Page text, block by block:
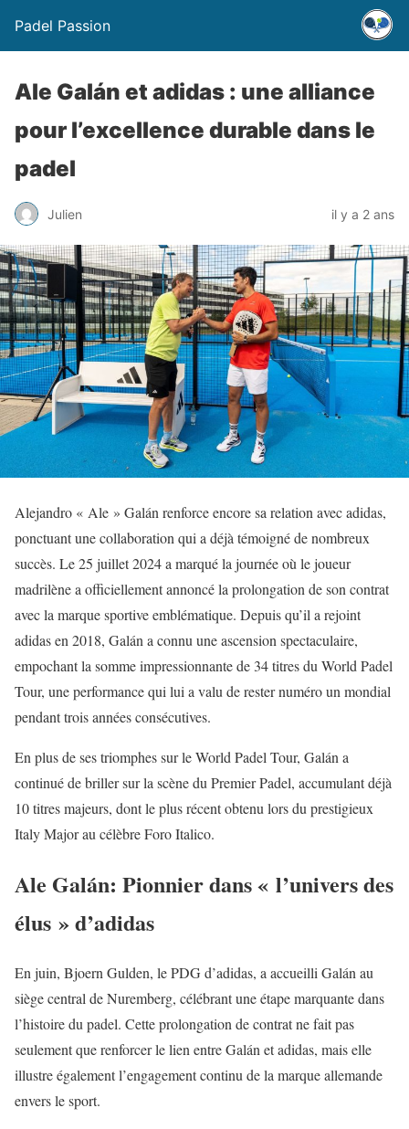
Padel Passion
Ale Galán et adidas : une alliance
pour l’excellence durable dans le
padel
Julien il y a 2 ans
Alejandro « Ale » Galán renforce encore sa relation avec adidas,
ponctuant une collaboration qui a déjà témoigné de nombreux
succès. Le 25 juillet 2024 a marqué la journée où le joueur
madrilène a officiellement annoncé la prolongation de son contrat
avec la marque sportive emblématique. Depuis qu’il a rejoint
adidas en 2018, Galán a connu une ascension spectaculaire,
empochant la somme impressionnante de 34 titres du World Padel
Tour, une performance qui lui a valu de rester numéro un mondial
pendant trois années consécutives.
En plus de ses triomphes sur le World Padel Tour, Galán a
continué de briller sur la scène du Premier Padel, accumulant déjà
10 titres majeurs, dont le plus récent obtenu lors du prestigieux
Italy Major au célèbre Foro Italico.
Ale Galán: Pionnier dans « l’univers des
élus » d’adidas
En juin, Bjoern Gulden, le PDG d’adidas, a accueilli Galán au
siège central de Nuremberg, célébrant une étape marquante dans
l’histoire du padel. Cette prolongation de contrat ne fait pas
seulement que renforcer le lien entre Galán et adidas, mais elle
illustre également l’engagement continu de la marque allemande
envers le sport.